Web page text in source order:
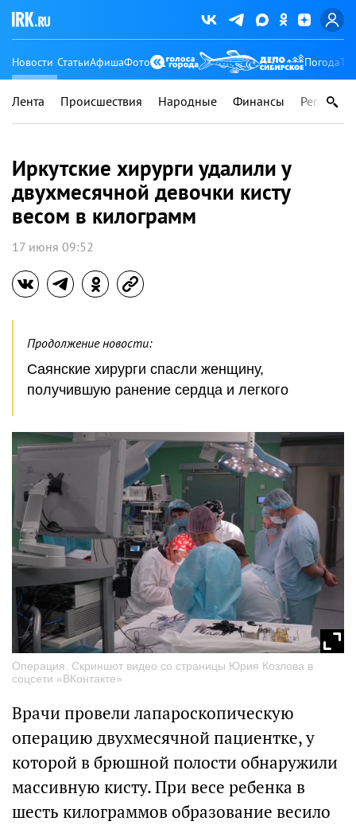
Новости СтатьиАфишаФото Погода
Лента Происшествия Народные Финансы Регионы
Иркутские хирурги удалили у
двухмесячной девочки кисту
весом в килограмм
17 июня 09:52
Продолжение новости:
Саянские хирурги спасли женщину,
получившую ранение сердца и легкого
Операция. Скриншот видео со страницы Юрия Козлова в
соцсети «ВКонтакте»
Врачи провели лапароскопическую
операцию двухмесячной пациентке, у
которой в брюшной полости обнаружили
массивную кисту. При весе ребенка в
шесть килограммов образование весило